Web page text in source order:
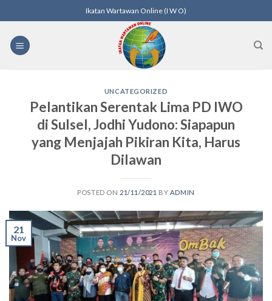
to
content
Ikatan Wartawan Online (I W O)
UNCATEGORIZED
Pelantikan Serentak Lima PD IWO
di Sulsel, Jodhi Yudono: Siapapun
yang Menjajah Pikiran Kita, Harus
Dilawan
POSTED ON 21/11/2021 BY ADMIN
21
Nov